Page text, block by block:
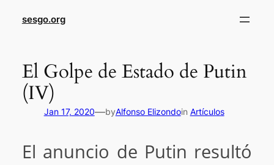
sesgo.org
El Golpe de Estado de Putin
(IV)
Jan 17, 2020—byAlfonso Elizondoin Artículos
El anuncio de Putin resultó